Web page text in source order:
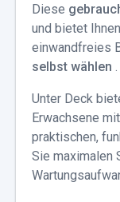
Diese
und bietet
einwandfreies
selbst wählen
Unter Deck
Erwachsene
praktischen,
Sie maximalen